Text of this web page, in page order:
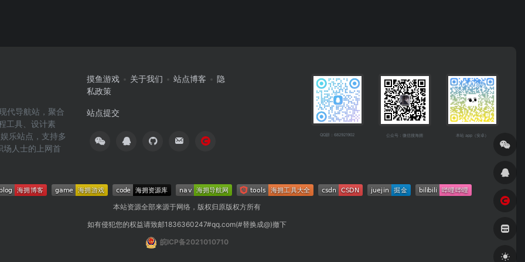
代导航站，聚合
工具、设计素
乐站点，支持多
场人士的上网首
摸鱼游戏 关于我们 站点博客
隐
私政策
站点提交
QQ群：682921902 公众号：微信搜海拥 本站 app（安卓）
本站资源全部来源于网络，版权归原版权方所有
如有侵犯您的权益请致邮1836360247#qq.com(#替换成@)撤下
皖ICP备2021010710